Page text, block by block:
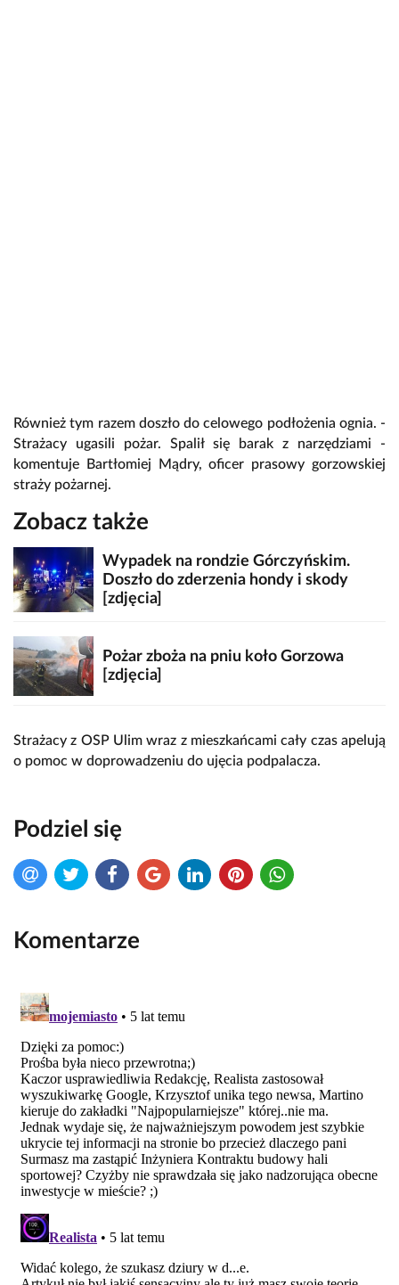
Również tym razem doszło do celowego podłożenia ognia. -
Strażacy ugasili pożar. Spalił się barak z narzędziami -
komentuje Bartłomiej Mądry, oficer prasowy gorzowskiej
straży pożarnej.
Zobacz także
Wypadek na rondzie Górczyńskim.
Doszło do zderzenia hondy i skody
[zdjęcia]
Pożar zboża na pniu koło Gorzowa
[zdjęcia]
Strażacy z OSP Ulim wraz z mieszkańcami cały czas apelują
o pomoc w doprowadzeniu do ujęcia podpalacza.
Podziel się
Komentarze